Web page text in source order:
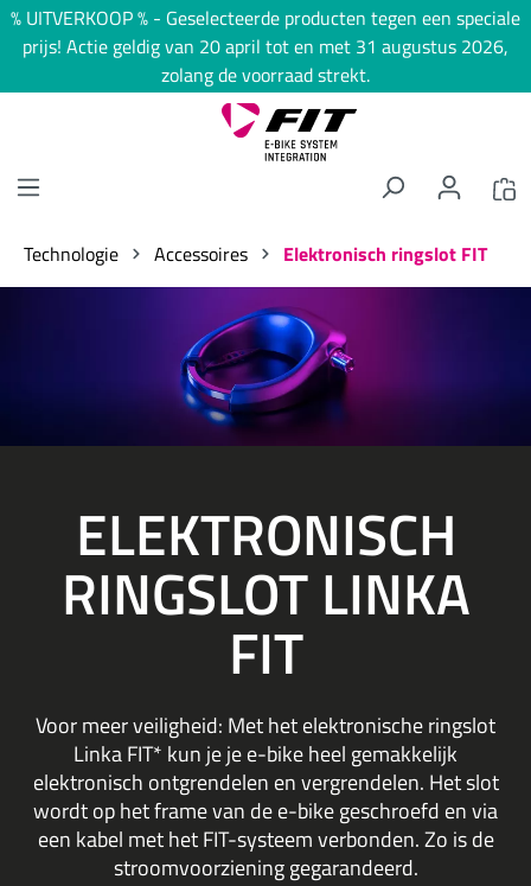
% UITVERKOOP % - Geselecteerde producten tegen een speciale
prijs! Actie geldig van 20 april tot en met 31 augustus 2026,
zolang de voorraad strekt.
Technologie Accessoires
Elektronisch ringslot FIT
ELEKTRONISCH
RINGSLOT LINKA
FIT
Voor meer veiligheid: Met het elektronische ringslot
Linka FIT* kun je je e-bike heel gemakkelijk
elektronisch ontgrendelen en vergrendelen. Het slot
wordt op het frame van de e-bike geschroefd en via
een kabel met het FIT-systeem verbonden. Zo is de
stroomvoorziening gegarandeerd.